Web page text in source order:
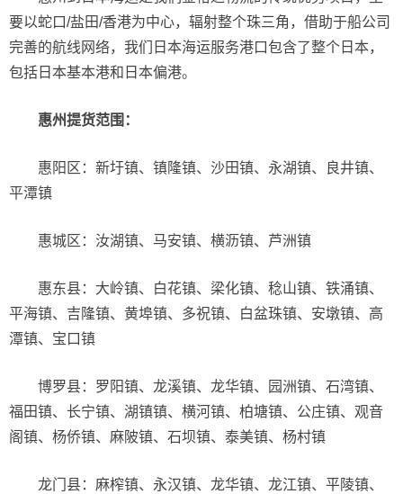
要以蛇口/盐田/香港为中心，辐射整个珠三角，借助于船公司
完善的航线网络，我们日本海运服务港口包含了整个日本，
包括日本基本港和日本偏港。
惠州提货范围：
惠阳区：新圩镇、镇隆镇、沙田镇、永湖镇、良井镇、
平潭镇
惠城区：汝湖镇、马安镇、横沥镇、芦洲镇
惠东县：大岭镇、白花镇、梁化镇、稔山镇、铁涌镇、
平海镇、吉隆镇、黄埠镇、多祝镇、白盆珠镇、安墩镇、高
潭镇、宝口镇
博罗县：罗阳镇、龙溪镇、龙华镇、园洲镇、石湾镇、
福田镇、长宁镇、湖镇镇、横河镇、柏塘镇、公庄镇、观音
阁镇、杨侨镇、麻陂镇、石坝镇、泰美镇、杨村镇
龙门县：麻榨镇、永汉镇、龙华镇、龙江镇、平陵镇、